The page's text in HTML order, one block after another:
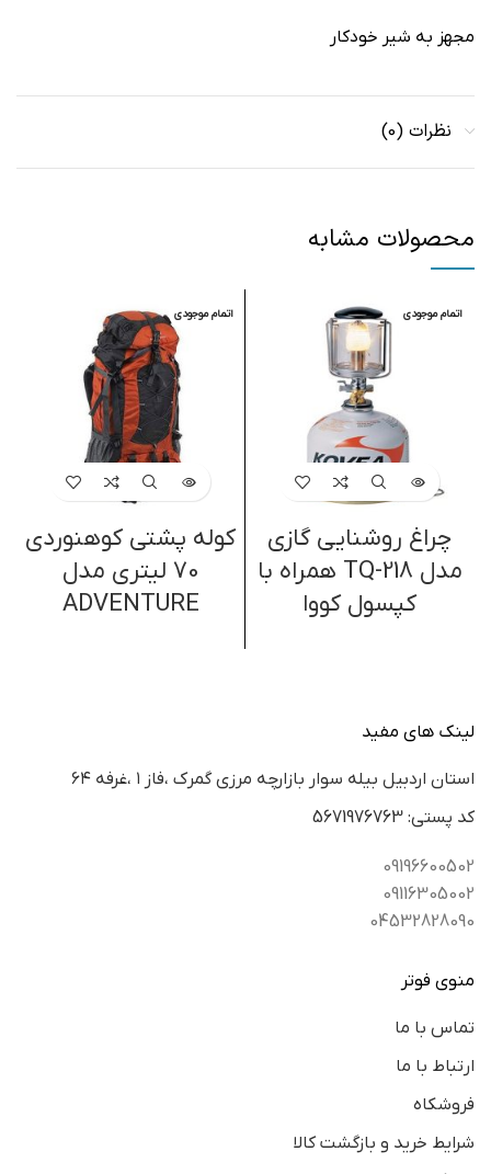
مجهز به شیر خودکار
نظرات (0)
محصولات مشابه
اتمام موجودی
چراغ روشنایی گازی
مدل TQ-218 همراه با
کپسول کووا
اتمام موجودی
کوله پشتی کوهنوردی
70 لیتری مدل
ADVENTURE
لینک های مفید
استان اردبيل بيله سوار بازارچه مرزي گمرك ،فاز ١ ،غرفه ٦٤
كد پستي: 5671976763
09196600502
09116305002
04532828090
منوی فوتر
تماس با ما
ارتباط با ما
فروشکاه
شرایط خرید و بازگشت کالا